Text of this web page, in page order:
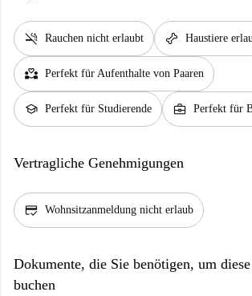
smoke_free Rauchen nicht erlaubt pet_supplies Haustiere
partner_heart Perfekt für Aufenthalte von Paaren
school Perfekt für Studierende business_center Perfekt für
Vertragliche Genehmigungen
credit_score Wohnsitzanmeldung nicht erlaub
Dokumente, die Sie benötigen, um
buchen